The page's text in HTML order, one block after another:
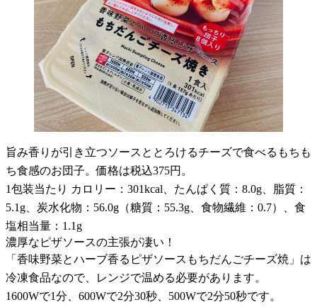
旨み香りが引き立つソースととろけるチーズで食べるもちも
ち食感のお団子。価格は税込375円。
1包装当たり カロリー：301kcal、たんぱく質：8.0g、脂質：
5.1g、炭水化物：56.0g（糖質：55.3g、食物繊維：0.7）、食
塩相当量：1.1g
濃厚なピザソースの主張が凄い！
「香味野菜とハーブ香るピザソースもちだんごチーズ焼」は
冷凍食品なので、レンジで温める必要があります。
1600Wで1分、600Wで2分30秒、500Wで2分50秒です。